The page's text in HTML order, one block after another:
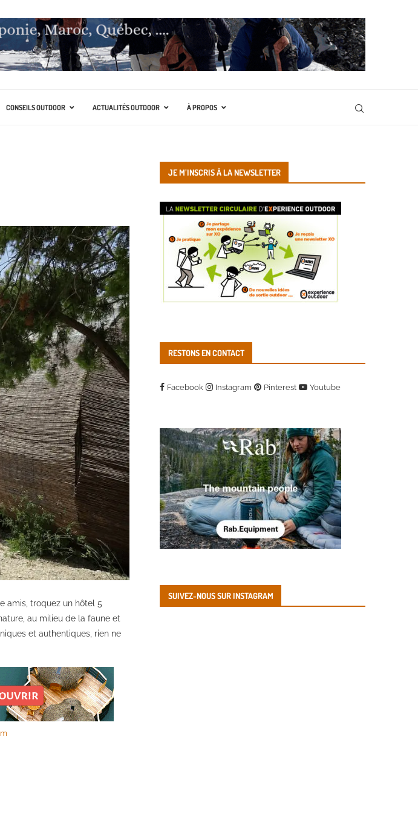
CONSEILS OUTDOOR ACTUALITÉS OUTDOOR À PROPOS
amis, troquez un hôtel 5
au milieu de la faune et
et authentiques, rien ne
JE M’INSCRIS À LA NEWSLETTER
RESTONS EN CONTACT
Facebook Instagram Pinterest Youtube
SUIVEZ-NOUS SUR INSTAGRAM